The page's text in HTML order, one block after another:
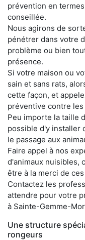
prévention en
conseillée.
Nous agirons de
pénétrer dans votre
problème ou bien
présence.
Si votre maison ou
sain et sans rats,
cette façon, et
préventive contre
Peu importe la taille
possible d'y installer
le passage aux
Faire appel à nos
d'animaux nuisibles,
être à la merci de
Contactez les
attendre pour votre
à Sainte-Gemme-
Une structure
rongeurs